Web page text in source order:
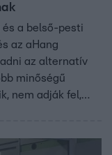
a belső-pesti
az aHang
az alternatív
minőségű
nem adják fel,